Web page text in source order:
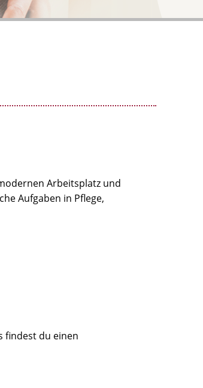
Arbeitsplatz und
Aufgaben in Pflege,
findest du einen